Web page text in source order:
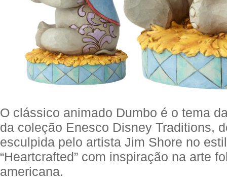
O clássico animado Dumbo é o tema
da coleção Enesco Disney Traditions,
esculpida pelo artista Jim Shore no
“Heartcrafted” com inspiração na arte
americana.